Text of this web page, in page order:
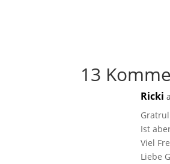
13
Ricki
Ist
Viel
Liebe